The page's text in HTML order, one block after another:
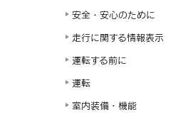
安全・安心のために
走行に関する情報表示
運転する前に
運転
室内装備・機能